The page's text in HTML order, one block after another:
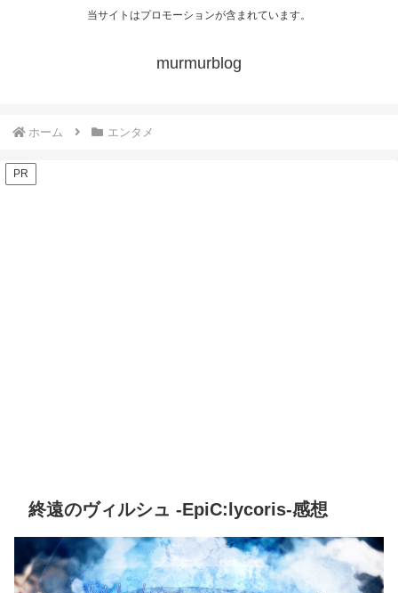
当サイトはプロモーションが含まれています。
murmurblog
ホーム エンタメ
PR
終遠のヴィルシュ -EpiC:lycoris-感想